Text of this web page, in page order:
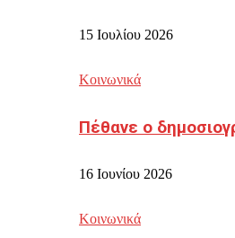
15 Ιουλίου 2026
Κοινωνικά
Πέθανε ο
16 Ιουνίου 2026
Κοινωνικά